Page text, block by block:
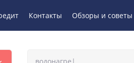
Контакты Обзоры и советы